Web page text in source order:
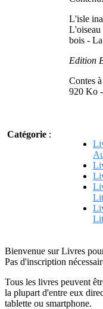
L'isle
L'oiseau
bois -
Edition
Contes
920 Ko
Catégorie :
Bienvenue sur Livres
Pas d'inscription
Tous les livres peuvent
la plupart d'entre eux
tablette ou smartphone.